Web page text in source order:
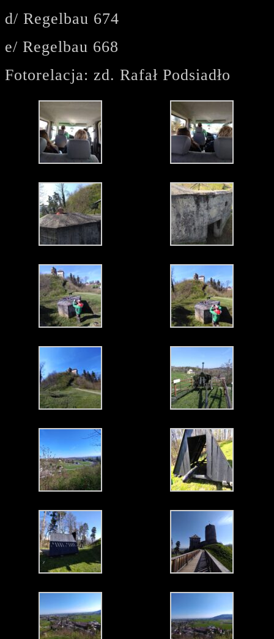
d/ Regelbau 674
e/ Regelbau 668
Fotorelacja: zd. Rafał Podsiadło